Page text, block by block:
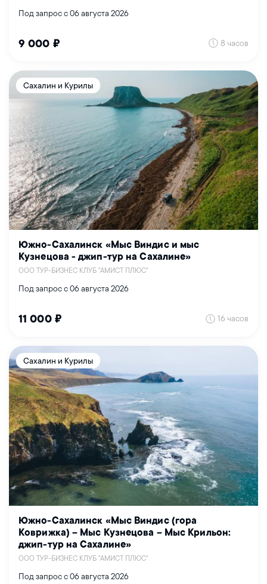
Под запрос с 06 августа 2026
9 000 ₽ 8 часов
Сахалин и Курилы
Южно-Сахалинск «Мыс Виндис и мыс
Кузнецова - джип-тур на Сахалине»
ООО ТУР-БИЗНЕС КЛУБ "АМИСТ ПЛЮС"
Под запрос с 06 августа 2026
11 000 ₽ 16 часов
Сахалин и Курилы
Южно-Сахалинск «Мыс Виндис (гора
Коврижка) – Мыс Кузнецова – Мыс Крильон:
джип-тур на Сахалине»
ООО ТУР-БИЗНЕС КЛУБ "АМИСТ ПЛЮС"
Под запрос с 06 августа 2026